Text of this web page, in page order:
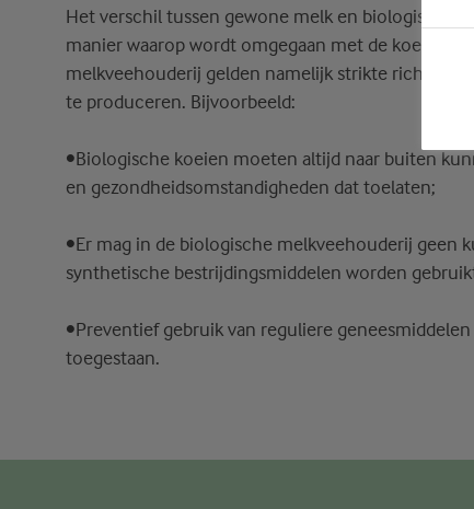
Het verschil tussen gewone melk en biologische
manier waarop wordt omgegaan met de koe en
melkveehouderij gelden namelijk strikte
te produceren. Bijvoorbeeld:
•Biologische koeien moeten altijd naar buiten
en gezondheidsomstandigheden dat toelaten;
•Er mag in de biologische melkveehouderij geen
synthetische bestrijdingsmiddelen worden
•Preventief gebruik van reguliere
toegestaan.